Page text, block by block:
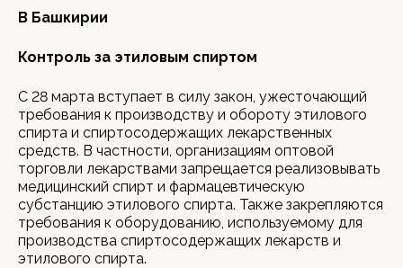
В Башкирии
Контроль за этиловым спиртом
С 28 марта вступает в силу закон, ужесточающий
требования к производству и обороту этилового
спирта и спиртосодержащих лекарственных
средств. В частности, организациям оптовой
торговли лекарствами запрещается реализовывать
медицинский спирт и фармацевтическую
субстанцию этилового спирта. Также закрепляются
требования к оборудованию, используемому для
производства спиртосодержащих лекарств и
этилового спирта.